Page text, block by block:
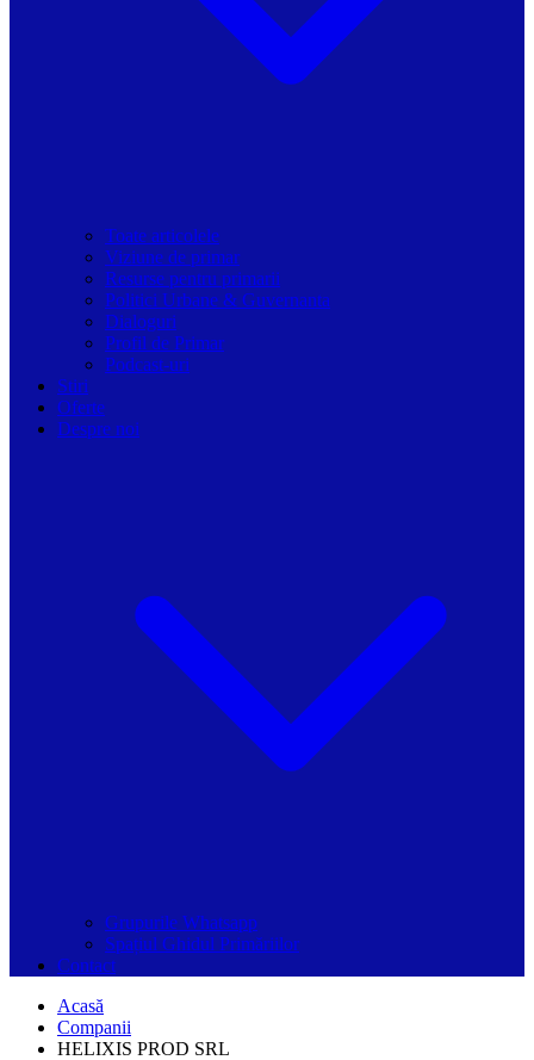
Toate articolele
Viziune de primar
Resurse pentru primarii
Politici Urbane & Guvernanta
Dialoguri
Profil de Primar
Podcast-uri
Stiri
Oferte
Despre noi
Grupurile Whatsapp
Spațiul Ghidul Primăriilor
Contact
Acasă
Companii
HELIXIS PROD SRL